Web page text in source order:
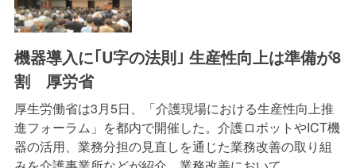
機器導入に｢U字の法則｣ 生産性向上は準備が8
割 厚労省
厚生労働省は3月5日、「介護現場における生産性向上推
進フォーラム」を都内で開催した。介護ロボットやICT機
器の活用、業務分担の見直しを通じた業務改善の取り組